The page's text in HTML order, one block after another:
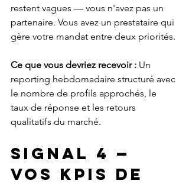
restent vagues — vous n'avez pas un
partenaire. Vous avez un prestataire qui
gère votre mandat entre deux priorités.
Ce que vous devriez recevoir : Un
reporting hebdomadaire structuré avec
le nombre de profils approchés, le
taux de réponse et les retours
qualitatifs du marché.
Signal 4 —
Vos KPIs de